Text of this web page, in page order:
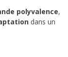
polyvalence,
dans un